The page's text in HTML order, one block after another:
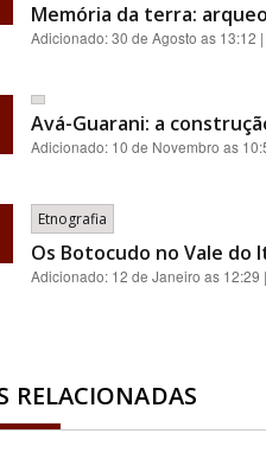
Memória da terra:
Adicionado:30 de Agosto as 13:12
Avá-Guarani: a
Adicionado: 10 de Novembro as
Etnografia
Os Botocudo no Vale do
Adicionado: 12 de Janeiro as 12:29
RELACIONADAS